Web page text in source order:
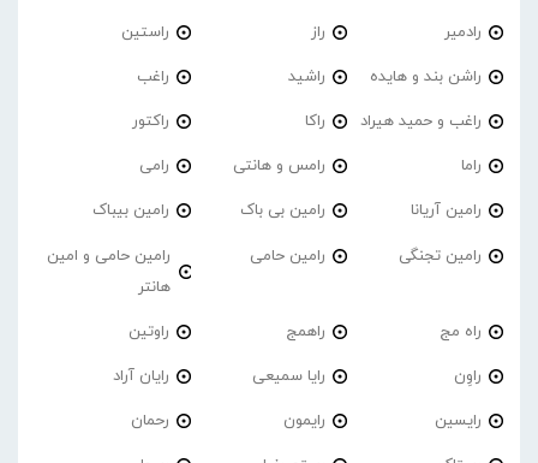
رادمیر راز راستین
راشن بند و هایده راشید راغب
راغب و حمید هیراد راکا راکتور
راما رامس و هانتی رامی
رامین آریانا رامین بی باک رامین بیباک
رامین تجنگی رامین حامی
رامین حامی و امین
هانتر
راه مج راهمج راوتین
راوِن رایا سمیعی رایان آراد
رایسین رایمون رحمان